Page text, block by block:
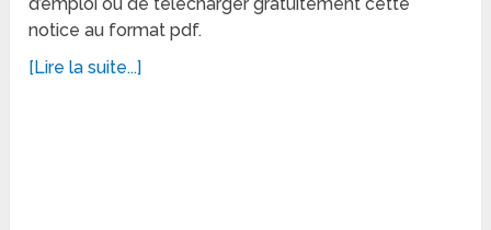
notice au format pdf.
[Lire la suite...]